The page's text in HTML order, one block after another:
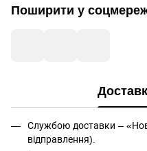
Поширити у
Службою доставки –
відправлення).